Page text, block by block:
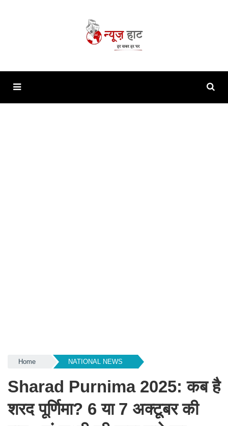
Home NATIONAL NEWS
Sharad Purnima 2025: कब है
शरद पूर्णिमा? 6 या 7 अक्टूबर की